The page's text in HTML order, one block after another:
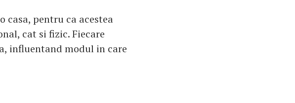
pentru ca acestea
cat si fizic. Fiecare
influentand modul in care